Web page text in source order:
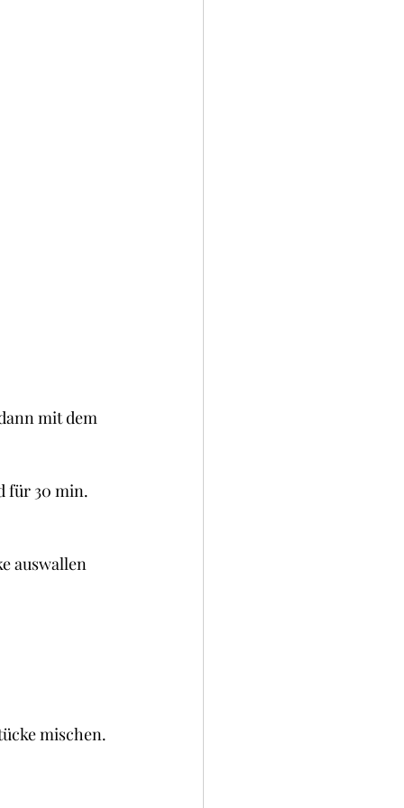
mit dem
für 30 min.
auswallen
mischen.